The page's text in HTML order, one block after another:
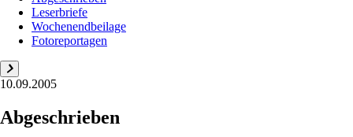
Leserbriefe
Wochenendbeilage
Fotoreportagen
10.09.2005
Abgeschrieben